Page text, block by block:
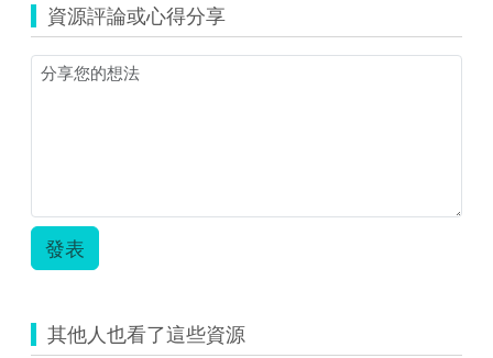
華
縮
圖)
欣
穎
資源評論或心得分享
發表
其他人也看了這些資源